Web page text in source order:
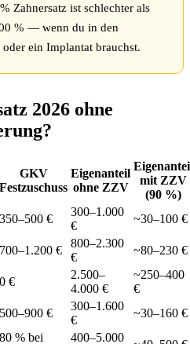
Zahnersatz ist schlechter als
% — wenn du in den
ein Implantat brauchst.
2026 ohne
GKV
Festzuschuss
Eigenanteil
ohne ZZV
mit ZZV
(90 %)
350–500 €
300–1.000
€
~30–100 €
700–1.200 €
800–2.300
€
~80–230 €
0 €
2.500–
4.000 €
~250–400
€
500–900 €
300–1.600
€
~30–160 €
80 % bei 400–5.000